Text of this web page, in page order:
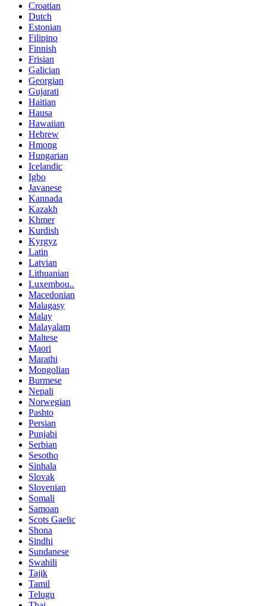
Croatian
Dutch
Estonian
Filipino
Finnish
Frisian
Galician
Georgian
Gujarati
Haitian
Hausa
Hawaiian
Hebrew
Hmong
Hungarian
Icelandic
Igbo
Javanese
Kannada
Kazakh
Khmer
Kurdish
Kyrgyz
Latin
Latvian
Lithuanian
Luxembou..
Macedonian
Malagasy
Malay
Malayalam
Maltese
Maori
Marathi
Mongolian
Burmese
Nepali
Norwegian
Pashto
Persian
Punjabi
Serbian
Sesotho
Sinhala
Slovak
Slovenian
Somali
Samoan
Scots Gaelic
Shona
Sindhi
Sundanese
Swahili
Tajik
Tamil
Telugu